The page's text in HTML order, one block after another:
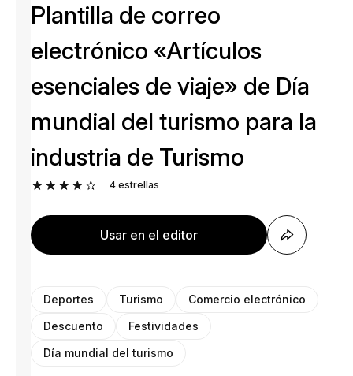
Plantilla de correo
electrónico «Artículos
esenciales de viaje» de Día
mundial del turismo para la
industria de Turismo
4 estrellas
Usar en el editor
Deportes Turismo
Comercio electrónico
Descuento
Festividades
Día mundial del turismo